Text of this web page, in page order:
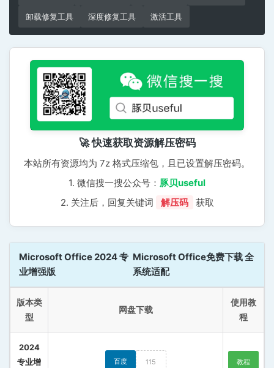
卸载修复工具 深度修复工具 激活工具
🚀 快速获取资源解压密码
本站所有资源均为 7z 格式压缩包，且已设置解压密码。
1. 微信搜一搜公众号： 豚贝useful
2. 关注后，回复关键词
解压码 获取
Microsoft Office 2024 专
业增强版
Microsoft Office免费下载 全
系统适配
版本类
型
网盘下载
使用教
程
2024
专业增
百度 115 教程